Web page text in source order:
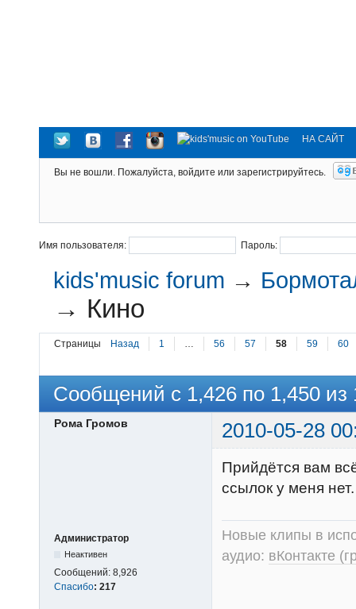
НА САЙТ
Вы не вошли. Пожалуйста, войдите или зарегистрируйтесь.
Имя пользователя: Пароль:
kids'music forum →
→ Кино
Страницы Назад 1 … 56 57 58 59 60
Сообщений с 1,426 по 1,450 из
Рома Громов 2010-05-28
Администратор
Неактивен
Сообщений: 8,926
Спасибо: 217
Прийдётся вам
ссылок у меня нет.
Новые клипы в
аудио: вКонтакте